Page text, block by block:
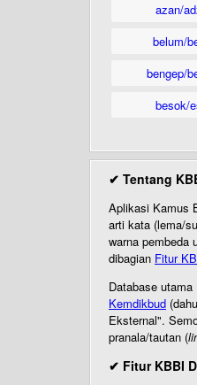
azan/
belum/
bengep/
besok/
✔ Tentang
Aplikasi Kamus
arti kata (lema/
warna pembeda
dibagian Fitur
Database
Kemdikbud
Eksternal".
pranala/tautan (
✔ Fitur KBBI